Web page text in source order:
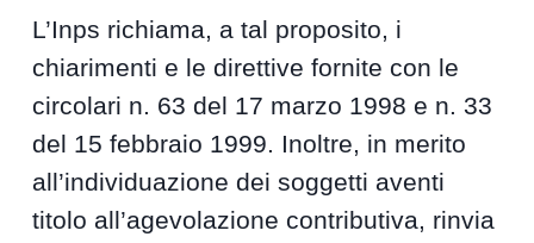
L’Inps richiama, a tal proposito, i
chiarimenti e le direttive fornite con le
circolari n. 63 del 17 marzo 1998 e n. 33
del 15 febbraio 1999. Inoltre, in merito
all’individuazione dei soggetti aventi
titolo all’agevolazione contributiva, rinvia